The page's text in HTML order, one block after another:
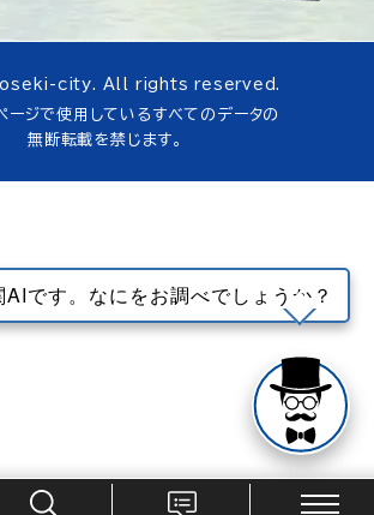
city. All rights reserved.
ージで使用しているすべてのデータの
無断転載を禁じます。